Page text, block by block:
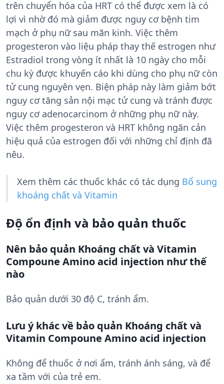
trên chuyển hóa của HRT có thể được xem là có
lợi vì nhờ đó mà giảm được nguy cơ bệnh tim
mạch ở phụ nữ sau mãn kinh. Việc thêm
progesteron vào liệu pháp thay thế estrogen như
Estradiol trong vòng ít nhất là 10 ngày cho mỗi
chu kỳ được khuyến cáo khi dùng cho phụ nữ còn
tử cung nguyên vẹn. Biện pháp này làm giảm bớt
nguy cơ tăng sản nội mạc tử cung và tránh được
nguy cơ adenocarcinom ở những phụ nữ này.
Việc thêm progesteron và HRT không ngăn cản
hiệu quả của estrogen đối với những chỉ định đã
nêu.
Xem thêm các thuốc khác có tác dụng Bổ sung
khoáng chất và Vitamin
Độ ổn định và bảo quản thuốc
Nên bảo quản Khoáng chất và Vitamin
Compoune Amino acid injection như thế
nào
Bảo quản dưới 30 độ C, tránh ẩm.
Lưu ý khác về bảo quản Khoáng chất và
Vitamin Compoune Amino acid injection
Không để thuốc ở nơi ẩm, tránh ánh sáng, và để
xa tầm với của trẻ em.